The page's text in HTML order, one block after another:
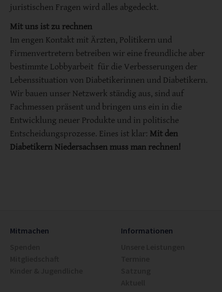
juristischen Fragen wird alles abgedeckt.
Mit uns ist zu rechnen
Im engen Kontakt mit Ärzten, Politikern und
Firmenvertretern betreiben wir eine freundliche aber
bestimmte Lobbyarbeit für die Verbesserungen der
Lebenssituation von Diabetikerinnen und Diabetikern.
Wir bauen unser Netzwerk ständig aus, sind auf
Fachmessen präsent und bringen uns ein in die
Entwicklung neuer Produkte und in politische
Entscheidungsprozesse. Eines ist klar: Mit den
Diabetikern Niedersachsen muss man rechnen!
Mitmachen
Informationen